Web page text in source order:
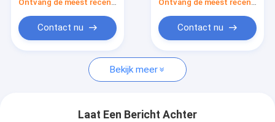
niet geweven stof
Vacuümverpakking
Ontvang de meest recente Prijs
Contact nu
Ontvang de meest recente Prijs
Contact nu
Bekijk meer
Laat Een Bericht Achter